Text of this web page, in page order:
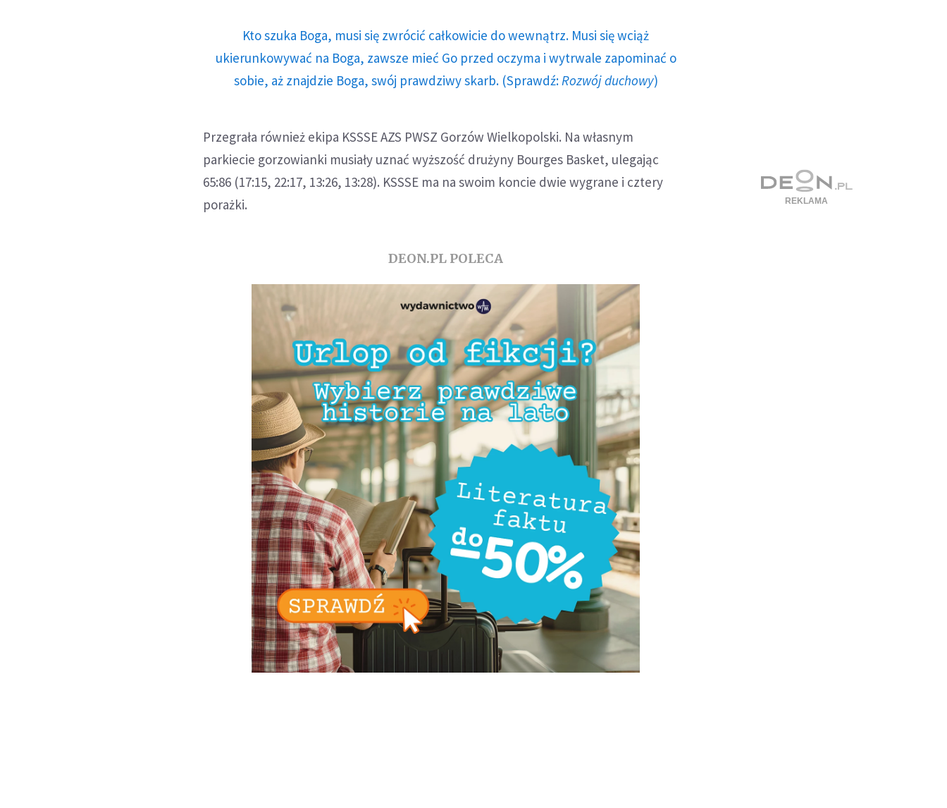
Kto szuka Boga, musi się zwrócić całkowicie do wewnątrz. Musi się wciąż
ukierunkowywać na Boga, zawsze mieć Go przed oczyma i wytrwale zapominać o
sobie, aż znajdzie Boga, swój prawdziwy skarb. (Sprawdź:Rozwój duchowy)
Przegrała również ekipa KSSSE AZS PWSZ Gorzów Wielkopolski. Na własnym
parkiecie gorzowianki musiały uznać wyższość drużyny Bourges Basket, ulegając
65:86 (17:15, 22:17, 13:26, 13:28). KSSSE ma na swoim koncie dwie wygrane i cztery
porażki.
DEON.PL POLECA